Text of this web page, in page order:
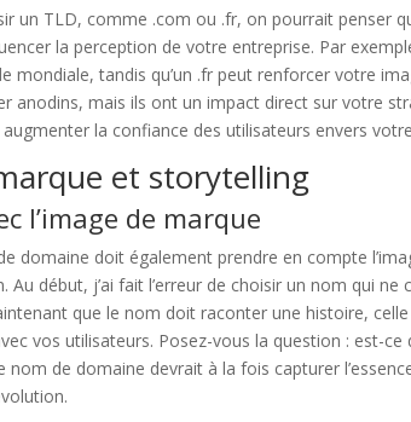
un TLD, comme .com ou .fr, on pourrait penser
la perception de votre entreprise. Par
mondiale, tandis qu’un .fr peut renforcer votre
anodins, mais ils ont un impact direct sur votre
la confiance des utilisateurs envers
et storytelling
l’image de marque
domaine doit également prendre en compte
Au début, j’ai fait l’erreur de choisir un nom qui
que le nom doit raconter une histoire,
vos utilisateurs. Posez-vous la question : est-
nom de domaine devrait à la fois capturer